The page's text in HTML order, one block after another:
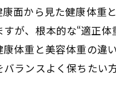
康面から見た健康体重
すが、根本的な“適正
康体重と美容体重の違
バランスよく保ちたい